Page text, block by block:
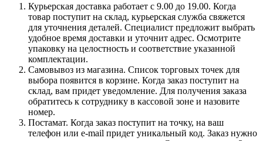
Курьерская доставка работает с 9.00 до 19.00. Когда
товар поступит на склад, курьерская служба свяжется
для уточнения деталей. Специалист предложит выбрать
удобное время доставки и уточнит адрес. Осмотрите
упаковку на целостность и соответствие указанной
комплектации.
Самовывоз из магазина. Список торговых точек для
выбора появится в корзине. Когда заказ поступит на
склад, вам придет уведомление. Для получения заказа
обратитесь к сотруднику в кассовой зоне и назовите
номер.
Постамат. Когда заказ поступит на точку, на ваш
телефон или e-mail придет уникальный код. Заказ нужно